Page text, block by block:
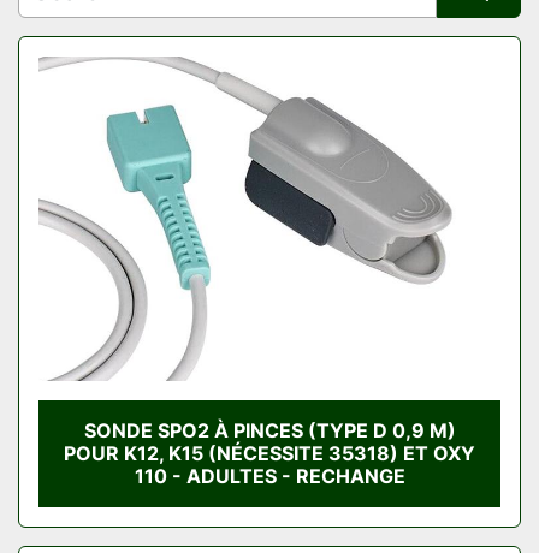
Manufacturer
Condition
Sort by
SONDE SPO2 À PINCES (TYPE D 0,9 M)
POUR K12, K15 (NÉCESSITE 35318) ET OXY
110 - ADULTES - RECHANGE